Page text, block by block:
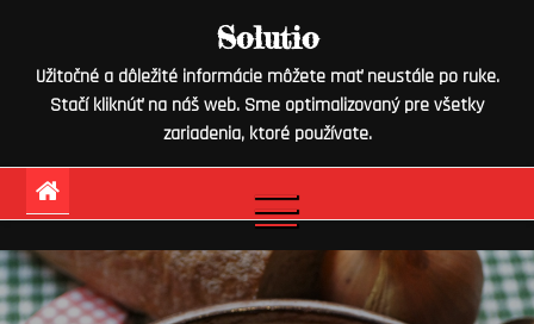
content
Solutio
Užitočné a dôležité informácie môžete mať neustále po ruke.
Stačí kliknúť na náš web. Sme optimalizovaný pre všetky
zariadenia, ktoré používate.